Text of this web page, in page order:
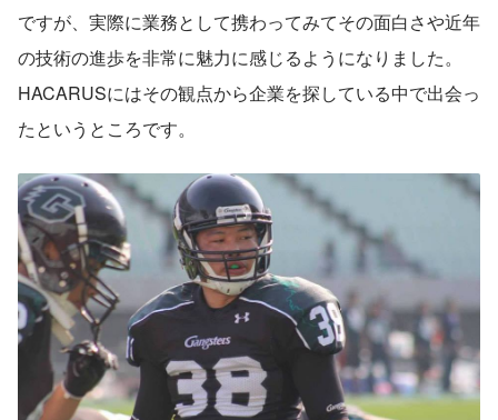
ですが、実際に業務として携わってみてその面白さや近年
の技術の進歩を非常に魅力に感じるようになりました。
HACARUSにはその観点から企業を探している中で出会っ
たというところです。